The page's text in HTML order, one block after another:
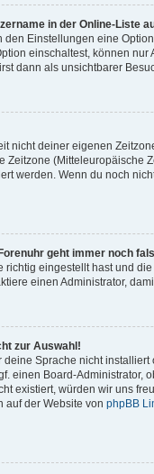
in der Online-Liste
Einstellungen eine
einschaltest, können
dann als unsichtbarer
nicht deiner eigenen
Zeitzone (Mitteleuropäische
werden. Wenn du noch
geht immer noch
eingestellt hast und
einen Administrator,
zur Auswahl!
Sprache nicht
einen Board-Administrator,
existiert, würden wir uns
auf der Website von phpBB